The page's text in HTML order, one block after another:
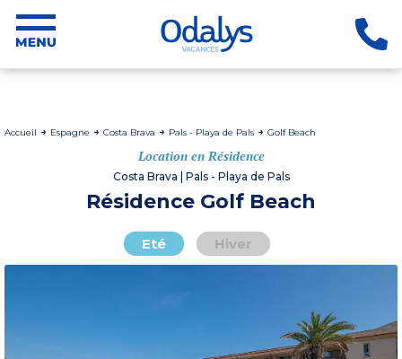
Accueil Espagne Costa Brava Pals - Playa de Pals Golf Beach
Location en Résidence
Costa Brava | Pals - Playa de Pals
Résidence Golf Beach
Eté Hiver